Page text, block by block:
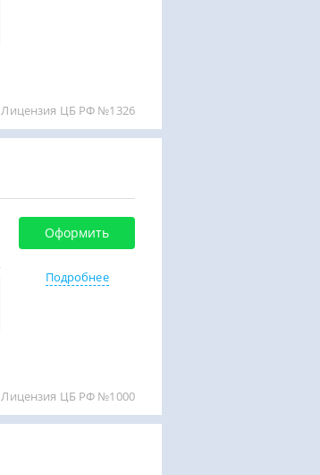
Лицензия ЦБ РФ №1326
Оформить
Подробнее
Лицензия ЦБ РФ №1000